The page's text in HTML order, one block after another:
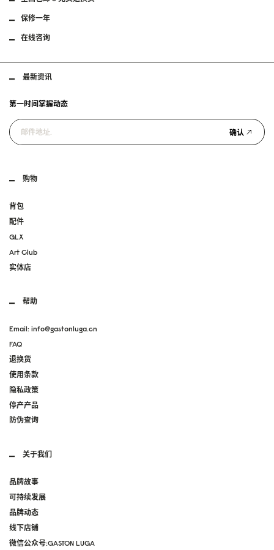
保修一年
在线咨询
购物
背包
配件
GLX
Art Club
实体店
帮助
Email: info@gastonluga.cn
FAQ
退换货
使用条款
隐私政策
停产产品
防伪查询
关于我们
品牌故事
可持续发展
品牌动态
线下店铺
微信公众号:GASTON LUGA
最新资讯
第一时间掌握动态
确认